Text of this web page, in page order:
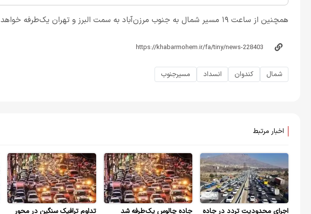
همچنین از ساعت ۱۹ مسیر شمال به جنوب مرزن‌آباد به سمت البرز و تهران یک‌طرفه خواهد شد.
شمال کندوان انسداد مسیرجنوب
اخبار مرتبط
اجرای محدودیت تردد در جاده
جاده چالوس یک‌طرفه شد
تداوم ترافیک سنگین در محور